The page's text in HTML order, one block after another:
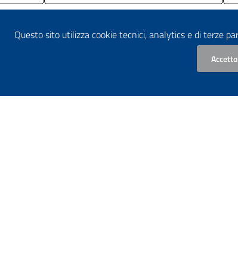
Questo sito utilizza cookie tecnici, analytics e di terze
Accetto